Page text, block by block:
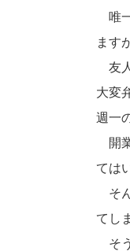
唯
ます
友
大変
週一
開
ては
そ
てし
そ